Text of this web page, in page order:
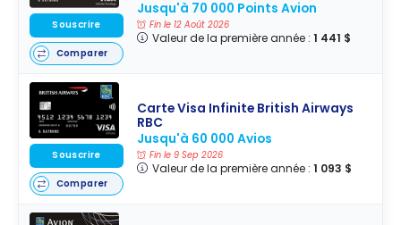
Jusqu'à 70 000 Points Avion
Fin le 12 Août 2026
Valeur de la première année : 1 441 $
Souscrire
Comparer
Carte Visa Infinite British Airways
RBC
Jusqu'à 60 000 Avios
Fin le 9 Sep 2026
Valeur de la première année : 1 093 $
Souscrire
Comparer